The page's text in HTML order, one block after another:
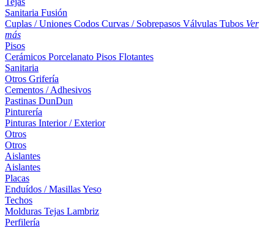
Sanitaria Fusión
Cuplas / Uniones Codos Curvas / Sobrepasos Válvulas Tubos Ver
más
Pisos
Cerámicos Porcelanato Pisos Flotantes
Sanitaria
Otros Grifería
Cementos / Adhesivos
Pastinas DunDun
Pinturería
Pinturas Interior / Exterior
Otros
Otros
Aislantes
Aislantes
Placas
Enduídos / MasillasYeso
Techos
Molduras Tejas Lambriz
Perfilería